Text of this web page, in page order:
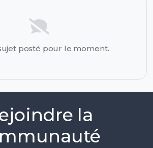
posté pour le moment.
la